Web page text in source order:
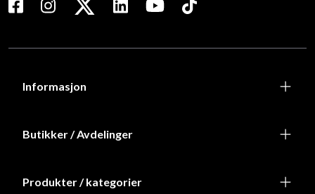
Informasjon
Butikker / Avdelinger
Produkter / kategorier